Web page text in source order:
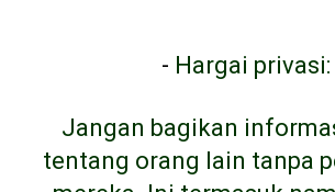
- Hargai privasi:
Jangan bagikan
tentang orang lain tanpa